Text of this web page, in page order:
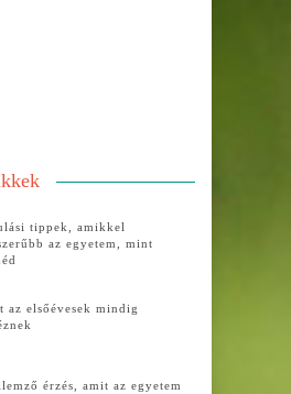
tippek, amikkel
az egyetem, mint
az elsőévesek mindig
érzés, amit az egyetem